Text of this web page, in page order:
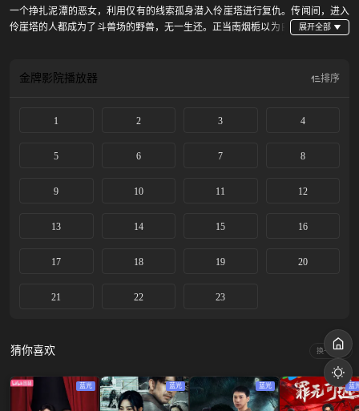
一个挣扎泥潭的恶女，利用仅有的线索孤身潜入伶崖塔进行复仇。传闻间，进入
伶崖塔的人都成为了斗兽场的野兽，无一生还。正当南烟栀以为自
金牌影院播放器 排序
1 2 3 4
5 6 7 8
9 10 11 12
13 14 15 16
17 18 19 20
21 22 23
猜你喜欢 换一换
蓝光 蓝光 蓝光 蓝